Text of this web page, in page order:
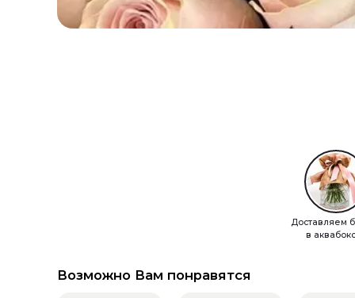
Доставляем
в
Возможно Вам понравятся